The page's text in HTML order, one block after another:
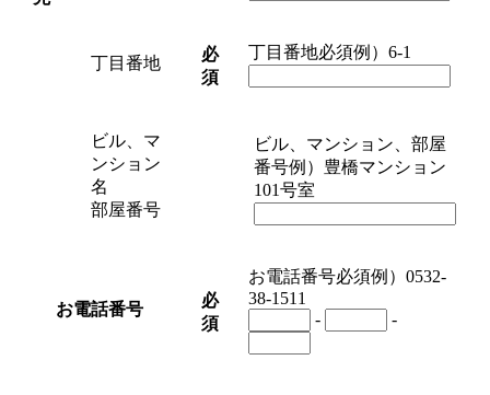
丁目番地
必
須
丁目番地必須例）6-1
ビル、マ
ンション
名
部屋番号
ビル、マンション、部屋
番号例）豊橋マンション
101号室
お電話番号
必
須
お電話番号必須例）0532-
38-1511
-
-